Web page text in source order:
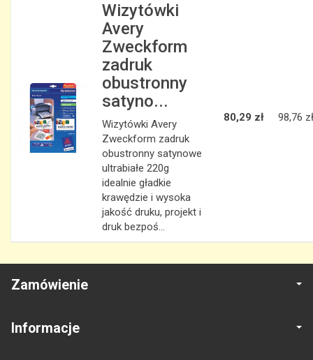
Wizytówki
Avery
Zweckform
zadruk
obustronny
satyno...
Wizytówki Avery
Zweckform zadruk
obustronny satynowe
ultrabiałe 220g
idealnie gładkie
krawędzie i wysoka
jakość druku, projekt i
druk bezpoś...
80,29 zł 98,76 zł
Zamówienie
Informacje